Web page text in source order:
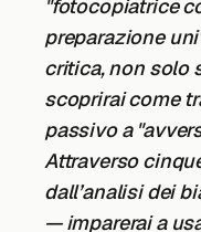
"fotocopiatrice
preparazione
critica, non solo
scoprirai come
passivo a
Attraverso
dall’analisi dei
— imparerai a